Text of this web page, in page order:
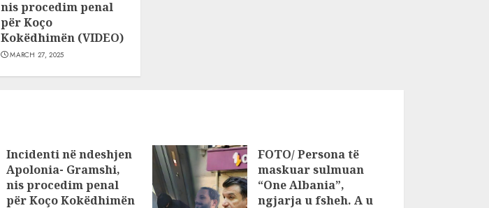
nis procedim penal
për Koço
Kokëdhimën (VIDEO)
MARCH 27, 2025
Incidenti në ndeshjen
Apolonia- Gramshi,
nis procedim penal
për Koço Kokëdhimën
FOTO/ Persona të
maskuar sulmuan
“One Albania”,
ngjarja u fsheh. A u